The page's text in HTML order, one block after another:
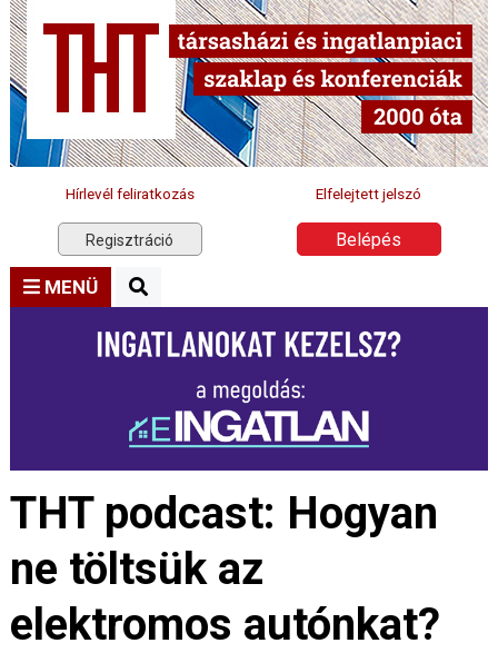
Hírlevél feliratkozás Elfelejtett jelszó
Regisztráció Belépés
MENÜ
THT podcast: Hogyan
ne töltsük az
elektromos autónkat?